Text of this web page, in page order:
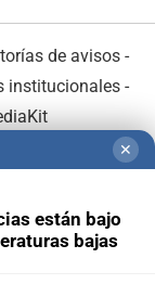
de avisos -
institucionales-
✕
están bajo
bajas